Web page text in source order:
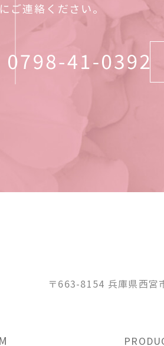
ご連絡ください。
〒663-8154 兵庫県西宮